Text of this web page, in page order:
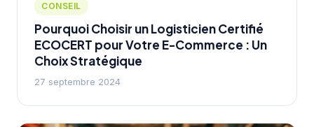
CONSEIL
Pourquoi Choisir un Logisticien Certifié
ECOCERT pour Votre E-Commerce : Un
Choix Stratégique
27 septembre 2024